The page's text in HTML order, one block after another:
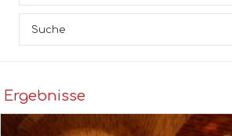
Suche
Ergebnisse